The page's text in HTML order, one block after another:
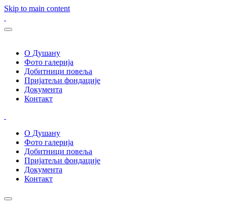
Skip to main content
О Душану
Фото галерија
Добитници повеља
Пријатељи фондације
Документа
Контакт
О Душану
Фото галерија
Добитници повеља
Пријатељи фондације
Документа
Контакт